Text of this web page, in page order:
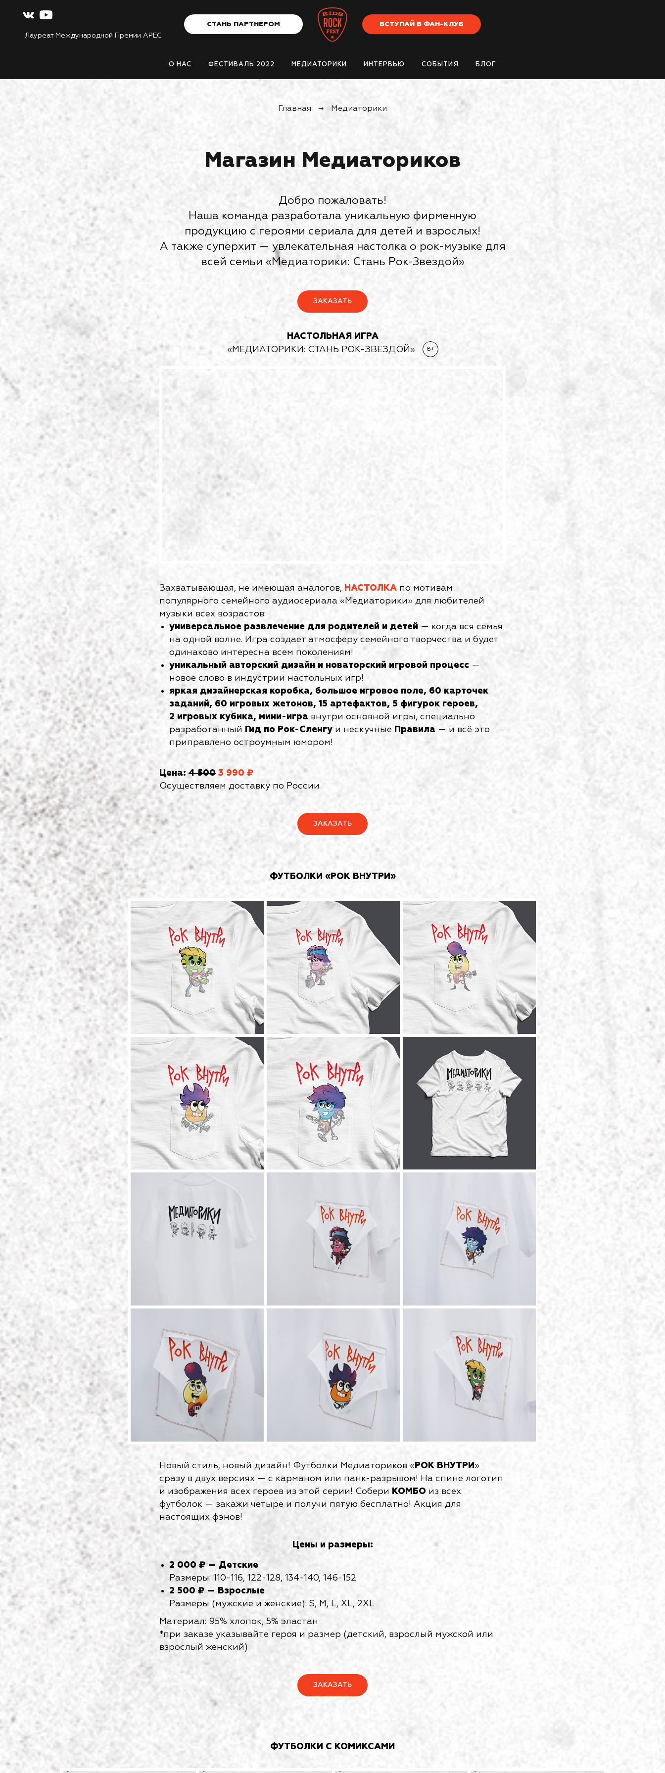
СТАНЬ ПАРТНЕРОМ
ВСТУПАЙ В ФАН-КЛУБ
Лауреат Международной Премии APEC
О НАС ФЕСТИВАЛЬ 2022 МЕДИАТОРИКИ ИНТЕРВЬЮ СОБЫТИЯ БЛОГ
Главная → Медиаторики
Магазин Медиаториков
Добро пожаловать!
Наша команда разработала уникальную фирменную
продукцию с героями сериала для детей и взрослых!
А также суперхит — увлекательная настолка о рок-музыке для
всей семьи «Медиаторики: Стань Рок-Звездой»
ЗАКАЗАТЬ
НАСТОЛЬНАЯ ИГРА
«МЕДИАТОРИКИ: СТАНЬ РОК-ЗВЕЗДОЙ » 8+
Захватывающая, не имеющая аналогов, НАСТОЛКА по мотивам
популярного семейного аудиосериала «Медиаторики» для любителей
музыки всех возрастов:
универсальное развлечение для родителей и детей — когда вся семья
на одной волне. Игра создает атмосферу семейного творчества и будет
одинаково интересна всем поколениям!
уникальный авторский дизайн и новаторский игровой процесс —
новое слово в индустрии настольных игр!
яркая дизайнерская коробка, большое игровое поле, 60 карточек
заданий, 60 игровых жетонов, 15 артефактов, 5 фигурок героев,
2 игровых кубика, мини-игра внутри основной игры, специально
разработанный
Гид по Рок-Сленгу и нескучные Правила — и всё это
приправлено остроумным юмором!
Цена:4 500 3 990 ₽
Осуществляем доставку по России
ЗАКАЗАТЬ
ФУТБОЛКИ «РОК ВНУТРИ»
Новый стиль, новый дизайн! Футболки Медиаториков « РОК ВНУТРИ »
сразу в двух версиях — с карманом или панк-разрывом! На спине логотип
и изображения всех героев из этой серии! Собери
КОМБО из всех
футболок — закажи четыре и получи пятую бесплатно! Акция для
настоящих фэнов!
Цены и размеры:
2 000 ₽ — Детские
Размеры: 110-116, 122-128, 134-140, 146-152
2 500 ₽ — Взрослые
Размеры (мужские и женские): S, M, L, XL, 2XL
Материал: 95% хлопок, 5% эластан
*при заказе указывайте героя и размер (детский, взрослый мужской или
взрослый женский)
ЗАКАЗАТЬ
ФУТБОЛКИ С КОМИКСАМИ